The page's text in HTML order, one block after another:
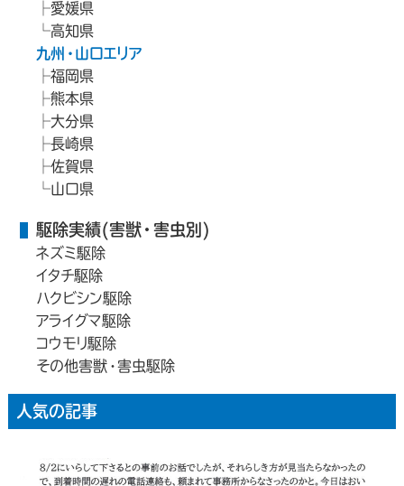
愛媛県
高知県
九州・山口エリア
福岡県
熊本県
大分県
長崎県
佐賀県
山口県
駆除実績(害獣・害虫別)
ネズミ駆除
イタチ駆除
ハクビシン駆除
アライグマ駆除
コウモリ駆除
その他害獣・害虫駆除
人気の記事